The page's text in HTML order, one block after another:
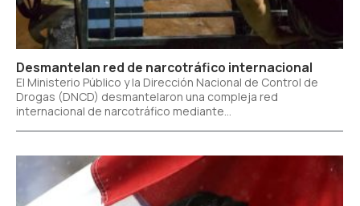
Desmantelan red de narcotráfico internacional
El Ministerio Público y la Dirección Nacional de Control de
Drogas (DNCD) desmantelaron una compleja red
internacional de narcotráfico mediante...